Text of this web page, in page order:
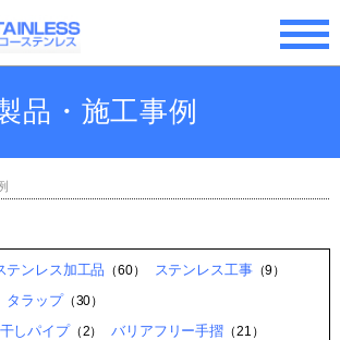
品・施工事例
テンレス加工品 （60） ステンレス工事（9）
タラップ（30）
しパイプ（2） バリアフリー手摺（21）